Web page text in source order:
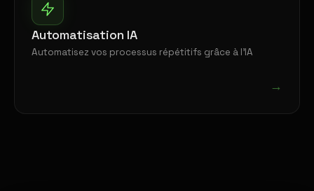
Automatisation IA
Automatisez vos processus répétitifs grâce à l'IA
→